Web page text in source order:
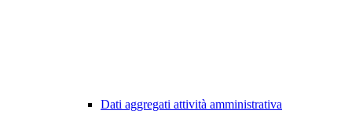
Dati aggregati attività amministrativa